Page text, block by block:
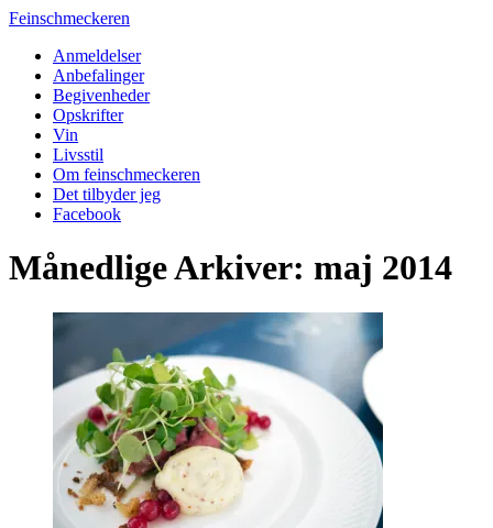
Feinschmeckeren
Anmeldelser
Anbefalinger
Begivenheder
Opskrifter
Vin
Livsstil
Om feinschmeckeren
Det tilbyder jeg
Facebook
Månedlige Arkiver: maj 2014